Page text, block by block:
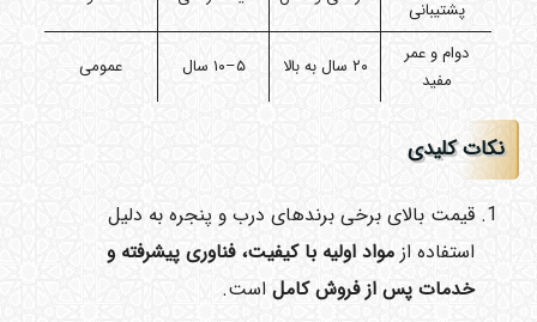
پشتیبانی
دوام و عمر
مفید
۲۰ سال به بالا ۵–۱۰ سال عمومی
نکات کلیدی
قیمت بالای برخی برندهای درب و پنجره به دلیل
استفاده از مواد اولیه با کیفیت، فناوری پیشرفته و
خدمات پس از فروش کاملاست.